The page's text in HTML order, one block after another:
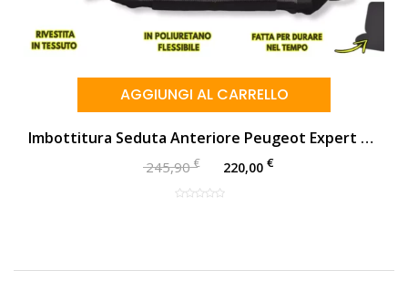
AGGIUNGI AL CARRELLO
Imbottitura Seduta Anteriore Peugeot Expert Rivestita Tessuto Originale | Poliuretano Resistente
245,90€ 220,00 €